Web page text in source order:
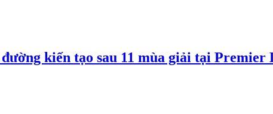
kiến tạo sau 11 mùa giải tại Premier